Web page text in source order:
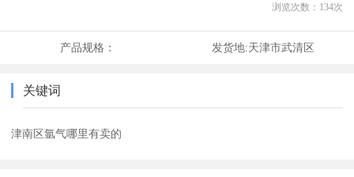
浏览次数： 134次
产品规格： 发货地:天津市武清区
关键词
津南区氩气哪里有卖的